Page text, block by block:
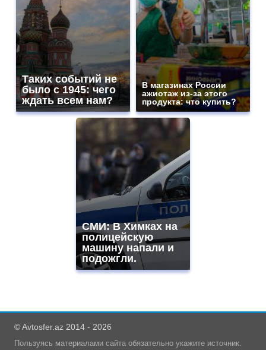
Таких событий не
было с 1945: чего
ждать всем нам?
В магазинах России
ажиотаж из-за этого
продукта: что купить?
СМИ: В Химках на
полицейскую
машину напали и
подожгли.
© Avtosfer.az 2014 - 2026
Пользуясь материалами сайта обязательно укажите источник.